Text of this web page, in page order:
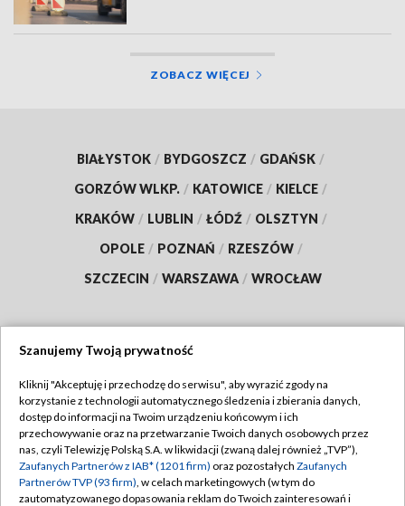
ZOBACZ WIĘCEJ
BIAŁYSTOK / BYDGOSZCZ / GDAŃSK /
GORZÓW WLKP. / KATOWICE / KIELCE /
KRAKÓW / LUBLIN / ŁÓDŹ / OLSZTYN /
OPOLE / POZNAŃ / RZESZÓW /
SZCZECIN / WARSZAWA / WROCŁAW
TVP
Abonament TVP
Emisja w TVP
Centrum informacji TVP
Regulamin TVP
Polityka prywatności
Moje zgody
Szanujemy Twoją prywatność
Kliknij "Akceptuję i przechodzę do serwisu", aby wyrazić zgody na
korzystanie z technologii automatycznego śledzenia i zbierania danych,
dostęp do informacji na Twoim urządzeniu końcowym i ich
przechowywanie oraz na przetwarzanie Twoich danych osobowych przez
nas, czyli Telewizję Polską S.A. w likwidacji (zwaną dalej również „TVP”),
Zaufanych Partnerów z IAB* (1201 firm) oraz pozostałych Zaufanych
Partnerów TVP (93 firm), w celach marketingowych (w tym do
zautomatyzowanego dopasowania reklam do Twoich zainteresowań i